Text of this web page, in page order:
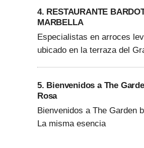
4. RESTAURANTE
MARBELLA
Especialistas en arroces
ubicado en la terraza del
5. Bienvenidos a The
Rosa
Bienvenidos a The Garden
La misma esencia